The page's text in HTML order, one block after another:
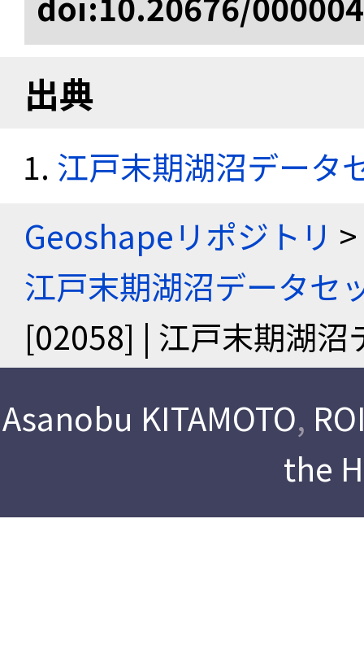
出典
江戸末期湖沼データ
Geoshapeリポジトリ >
江戸末期湖沼データセ
[02058] | 江戸末期湖沼
Asanobu KITAMOTO,
the